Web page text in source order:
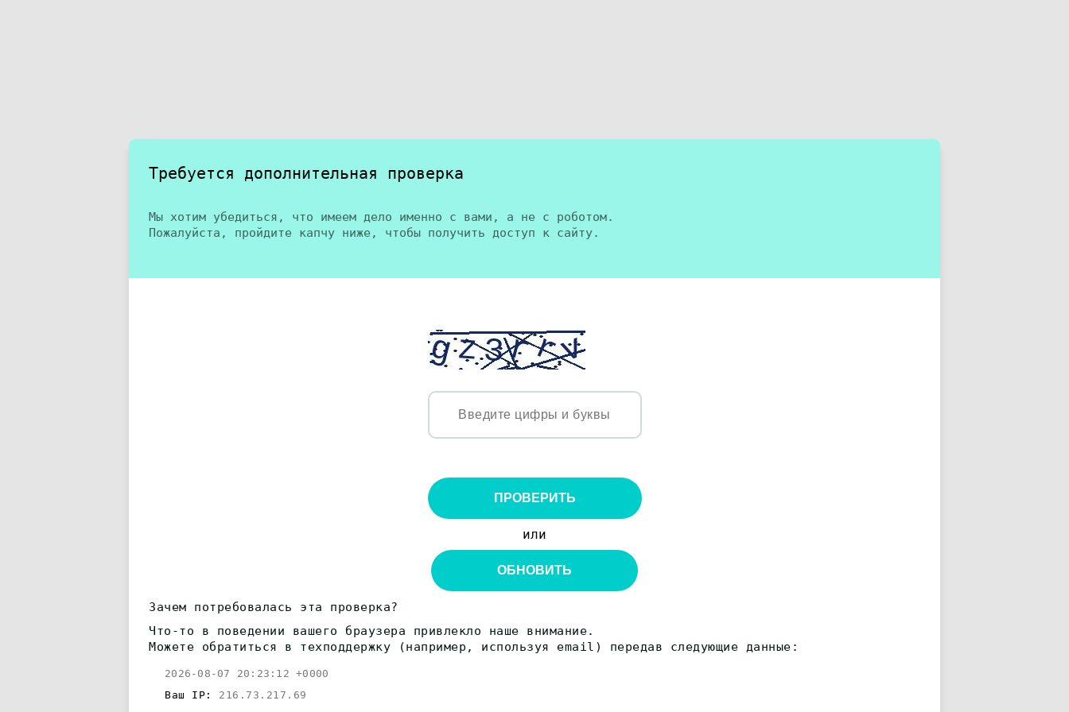
Требуется дополнительная проверка
Мы хотим убедиться, что имеем дело именно с вами, а не с роботом.
Пожалуйста, пройдите капчу ниже, чтобы получить доступ к сайту.
ПРОВЕРИТЬ
или
ОБНОВИТЬ
Зачем потребовалась эта проверка?
Что-то в поведении вашего браузера привлекло наше внимание.
Можете обратиться в техподдержку (например, используя email) передав следующие данные:
2026-08-07 20:23:12 +0000
Ваш IP: 216.73.217.69